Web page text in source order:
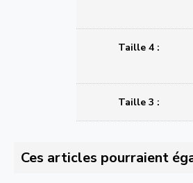
Taille 4 :
Taille 3 :
Ces articles pourraient